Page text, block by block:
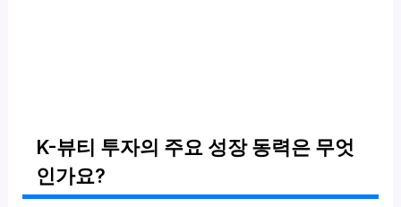
K-뷰티 투자의 주요 성장 동력은 무엇
인가요?